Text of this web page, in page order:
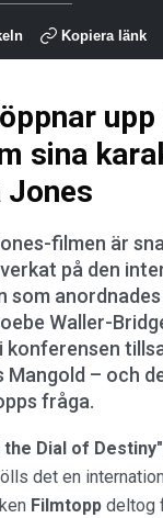
Kopiera länk
sina
Jones
filmen är
på den
som
Waller-
konferensen
Mangold – och
fråga.
the Dial of
det en
Filmtopp deltog